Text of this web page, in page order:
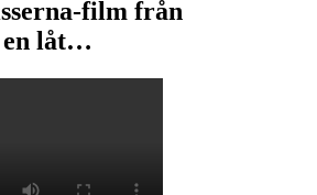
film från
en låt…